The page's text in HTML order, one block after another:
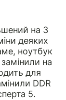
на 3
деяких
ноутбук
на
для
DDR
5.